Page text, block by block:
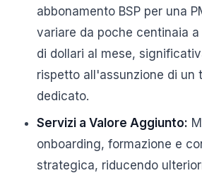
abbonamento BSP per una
variare da poche centinaia
di dollari al mese,
rispetto all'assunzione di un
dedicato.
Servizi a Valore Aggiunto:
onboarding, formazione e
strategica, riducendo